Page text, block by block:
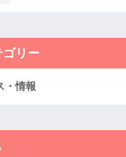
ゴリー
・情報